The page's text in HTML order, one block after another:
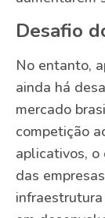
Desafio
No entanto,
ainda há
mercado
competição
aplicativos,
das